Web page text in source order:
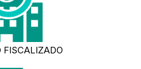
FISCALIZADO